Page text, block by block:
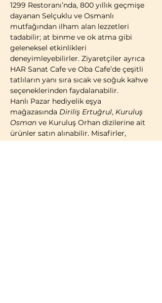
1299 Restoranı’nda, 800 yıllık geçmişe
dayanan Selçuklu ve Osmanlı
mutfağından ilham alan lezzetleri
tadabilir; at binme ve ok atma gibi
geleneksel etkinlikleri
deneyimleyebilirler. Ziyaretçiler ayrıca
HAR Sanat Cafe ve Oba Cafe’de çeşitli
tatlıların yanı sıra sıcak ve soğuk kahve
seçeneklerinden faydalanabilir.
Hanlı Pazar hediyelik eşya
mağazasında Diriliş Ertuğrul, Kuruluş
Osman ve Kuruluş Orhan dizilerine ait
ürünler satın alınabilir. Misafirler,
geleneksel Türk çadırı konseptinde